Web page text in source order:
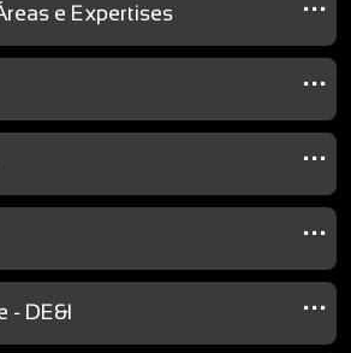
e Expertises
...
...
...
- DE&I ...